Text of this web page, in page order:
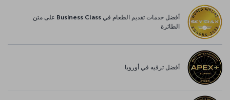
أفضل خدمات تقديم الطعام في Business Class على متن
الطائرة
أفضل ترفيه في أوروبا